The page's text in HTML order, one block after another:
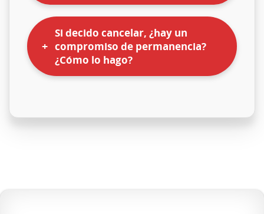
Si decido cancelar, ¿hay un
compromiso de permanencia?
¿Cómo lo hago?